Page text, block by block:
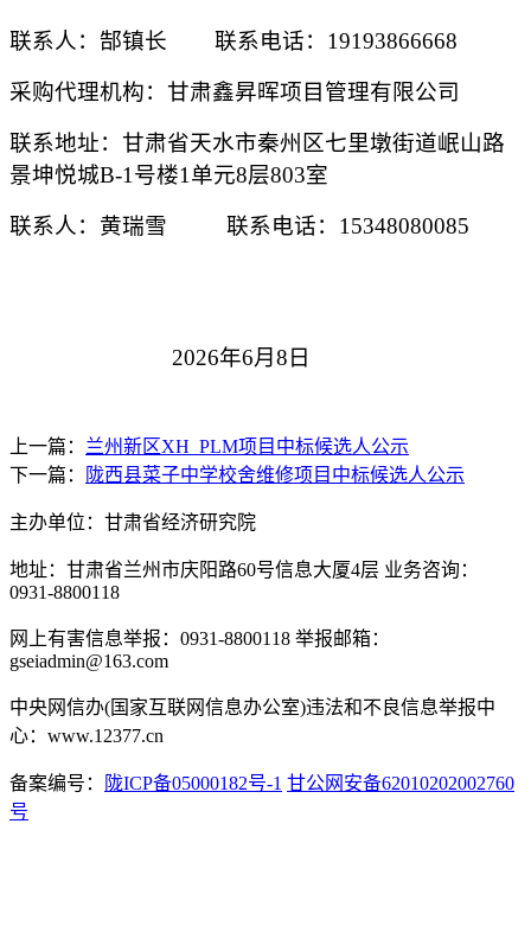
联系人： 郜镇长 联系电话： 19193866668
采购代理机构：甘肃鑫昇晖项目管理有限公司
联系地址：甘肃省天水市秦州区七里墩街道岷山路
景坤悦城B-1号楼1单元8层803室
联系人： 黄瑞雪 联系电话： 15348080085
2026年6月 8 日
上一篇： 兰州新区XH_PLM项目中标候选人公示
下一篇：
陇西县菜子中学校舍维修项目中标候选人公示
主办单位：甘肃省经济研究院
地址：甘肃省兰州市庆阳路60号信息大厦4层 业务咨询：
0931-8800118
网上有害信息举报：0931-8800118 举报邮箱：
gseiadmin@163.com
中央网信办(国家互联网信息办公室)违法和不良信息举报中
心：www.12377.cn
备案编号： 陇ICP备05000182号-1 甘公网安备62010202002760
号